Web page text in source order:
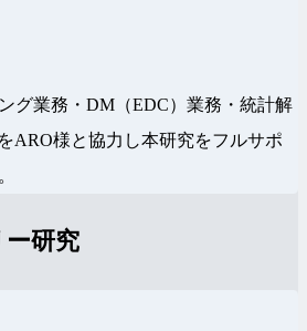
グ業務・DM（EDC）業務・統計解
ARO様と協力し本研究をフルサポ
研究